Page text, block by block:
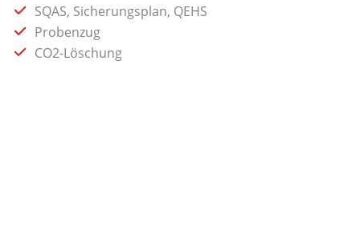
SQAS, Sicherungsplan, QEHS
Probenzug
CO2-Löschung